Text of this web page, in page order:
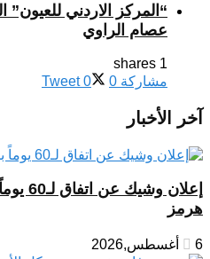
“المركز الاردني للعيون”
عصام الراوي
1 shares
مشاركة 0
Tweet 0
آخر الأخبار
إعلان
هرمز
6 أغسطس,2026